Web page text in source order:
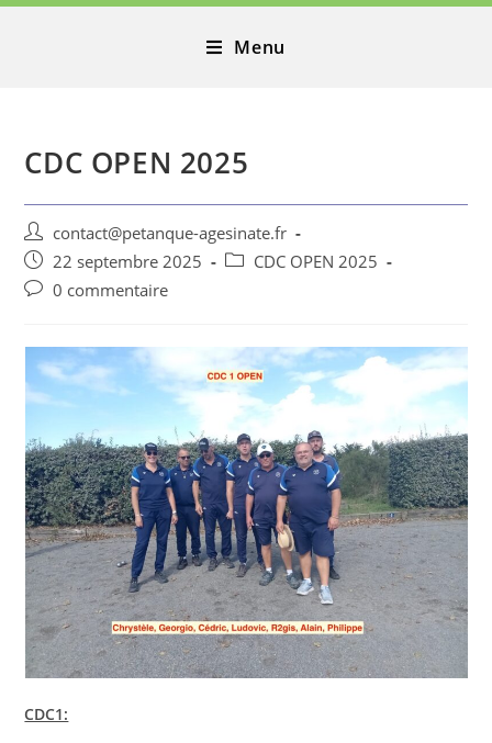
Menu
CDC OPEN 2025
contact@petanque-agesinate.fr
22 septembre 2025
CDC OPEN 2025
0 commentaire
CDC1: